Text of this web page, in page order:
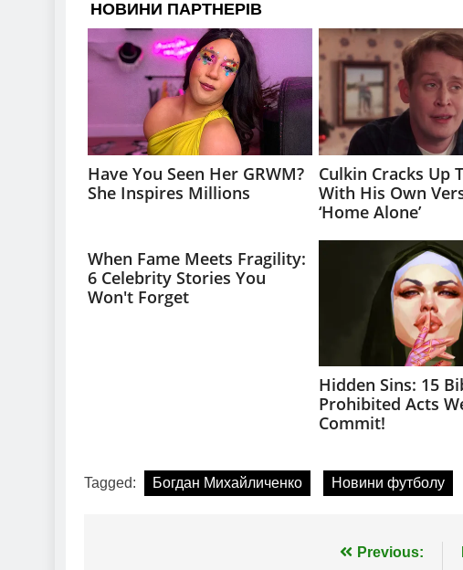
Tagged: Богдан Михайличенко Новини футболу
Previous: